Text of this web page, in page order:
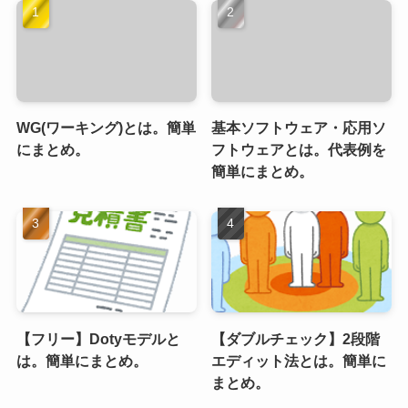
WG(ワーキング)とは。簡単
にまとめ。
基本ソフトウェア・応用ソ
フトウェアとは。代表例を
簡単にまとめ。
【フリー】Dotyモデルと
は。簡単にまとめ。
【ダブルチェック】2段階
エディット法とは。簡単に
まとめ。